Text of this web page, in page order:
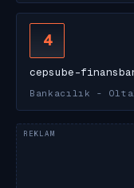
4
cepsube-
Bankacılık -